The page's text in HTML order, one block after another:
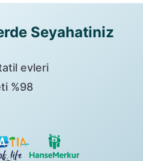
Seyahatiniz
evleri
%98